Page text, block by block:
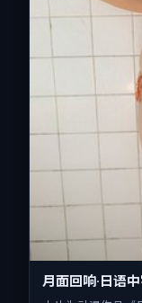
月面回响·日语